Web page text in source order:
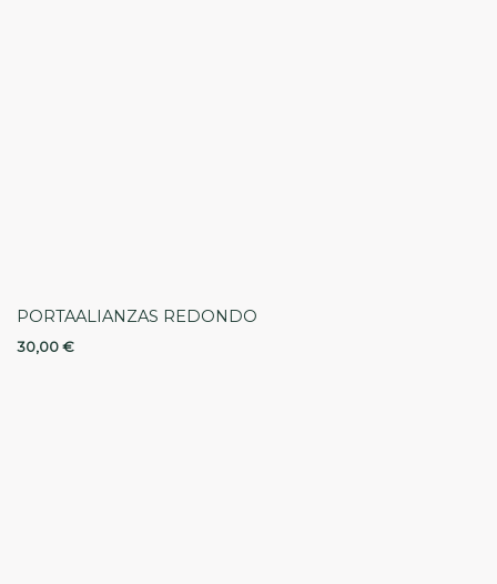
PORTAALIANZAS REDONDO
30,00€